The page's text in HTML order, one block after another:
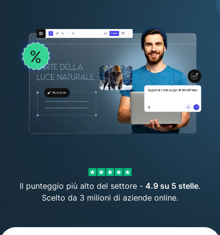
Il punteggio più alto del settore - 4.9 su 5 stelle.
Scelto da 3 milioni di aziende online.